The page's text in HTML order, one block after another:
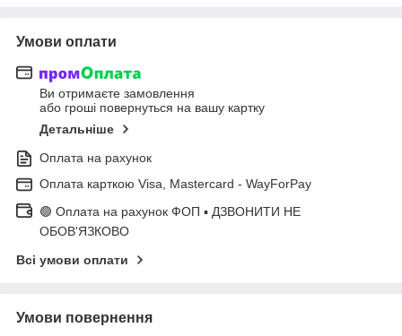
Умови оплати
Ви отримаєте замовлення
або гроші повернуться на вашу картку
Детальніше
Оплата на рахунок
Оплата карткою Visa, Mastercard - WayForPay
🟢 Оплата на рахунок ФОП ▪ ДЗВОНИТИ НЕ
ОБОВ'ЯЗКОВО
Всі умови оплати
Умови повернення